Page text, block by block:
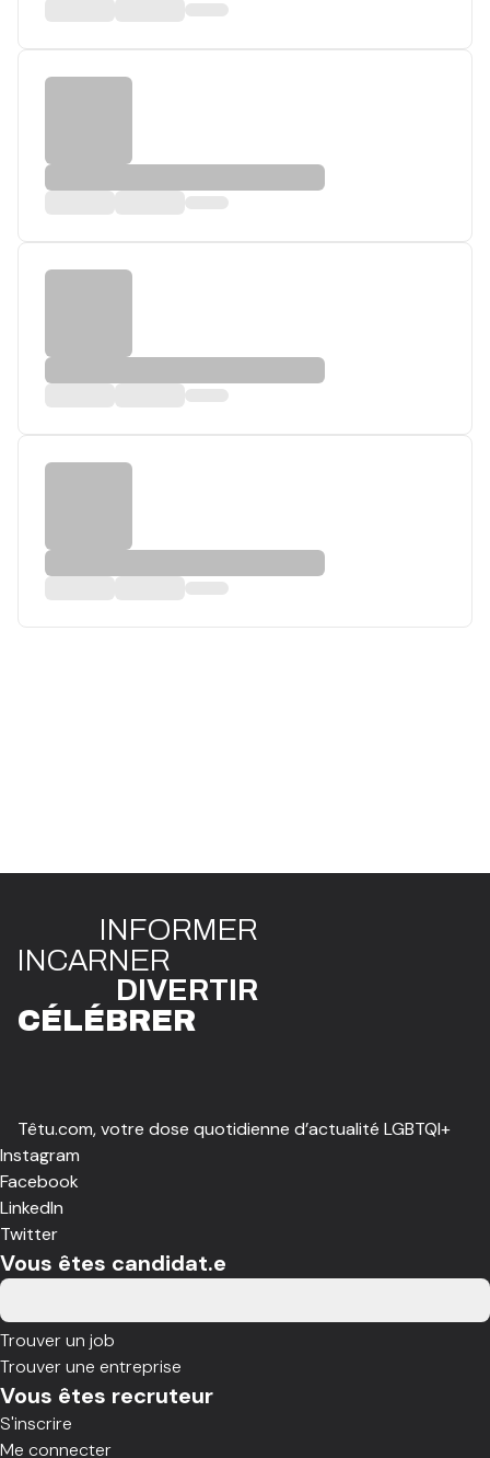
INFORMER
INCARNER
DIVERTIR
CÉLÉBRER
Têtu.com, votre dose quotidienne d’actualité LGBTQI+
Instagram
Facebook
LinkedIn
Twitter
Vous êtes candidat.e
Trouver un job
Trouver une entreprise
Vous êtes recruteur
S'inscrire
Me connecter